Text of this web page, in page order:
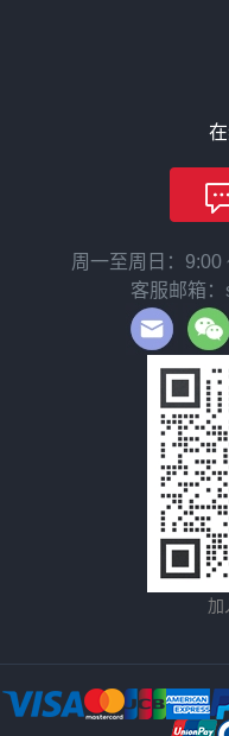
周一至周日：9:00
客服邮箱
加